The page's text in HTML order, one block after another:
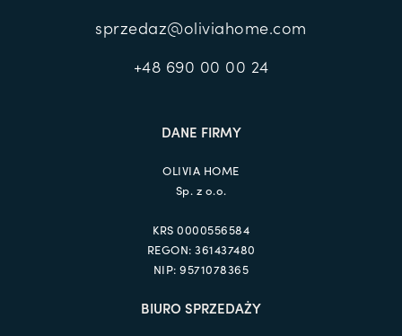
sprzedaz@oliviahome.com
+48 690 00 00 24
DANE FIRMY
OLIVIA HOME
Sp. z o.o.
KRS 0000556584
REGON: 361437480
NIP: 9571078365
BIURO SPRZEDAŻY